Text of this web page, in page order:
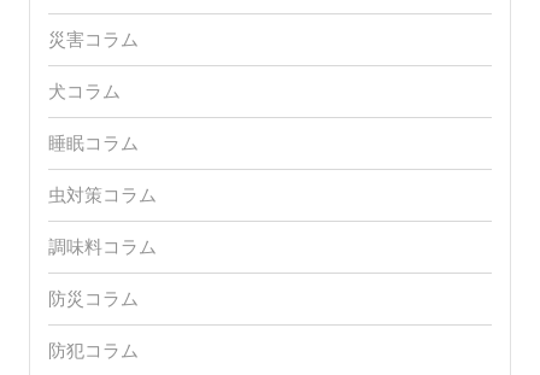
災害コラム
犬コラム
睡眠コラム
虫対策コラム
調味料コラム
防災コラム
防犯コラム